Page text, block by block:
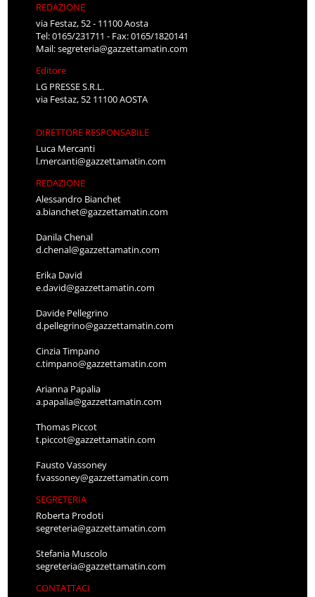
REDAZIONE
via Festaz, 52 - 11100 Aosta
Tel: 0165/231711 - Fax: 0165/1820141
Mail:segreteria@gazzettamatin.com
Editore
LG PRESSE S.R.L.
via Festaz, 52 11100 AOSTA
DIRETTORE RESPONSABILE
Luca Mercanti
l.mercanti@gazzettamatin.com
REDAZIONE
Alessandro Bianchet
a.bianchet@gazzettamatin.com
Danila Chenal
d.chenal@gazzettamatin.com
Erika David
e.david@gazzettamatin.com
Davide Pellegrino
d.pellegrino@gazzettamatin.com
Cinzia Timpano
c.timpano@gazzettamatin.com
Arianna Papalia
a.papalia@gazzettamatin.com
Thomas Piccot
t.piccot@gazzettamatin.com
Fausto Vassoney
f.vassoney@gazzettamatin.com
SEGRETERIA
Roberta Prodoti
segreteria@gazzettamatin.com
Stefania Muscolo
segreteria@gazzettamatin.com
CONTATTACI